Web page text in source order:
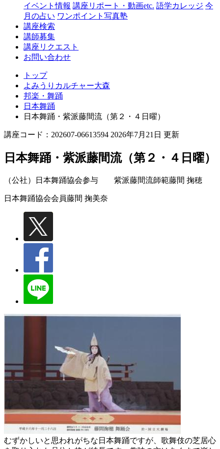
イベント情報 講座リポート・動画etc. 語学カレッジ 今
月の占い ワンポイント写真塾
講座検索
講師募集
講座リクエスト
お問い合わせ
トップ
よみうりカルチャー大森
邦楽・舞踊
日本舞踊
日本舞踊・紫派藤間流（第２・４日曜）
講座コード：202607-06613594 2026年7月21日 更新
日本舞踊・紫派藤間流（第２・４日曜）
（公社）日本舞踊協会参与 紫派藤間流師範藤間 掬穂
日本舞踊協会会員藤間 掬美奈
むずかしいと思われがちな日本舞踊ですが、歌舞伎の芝居心